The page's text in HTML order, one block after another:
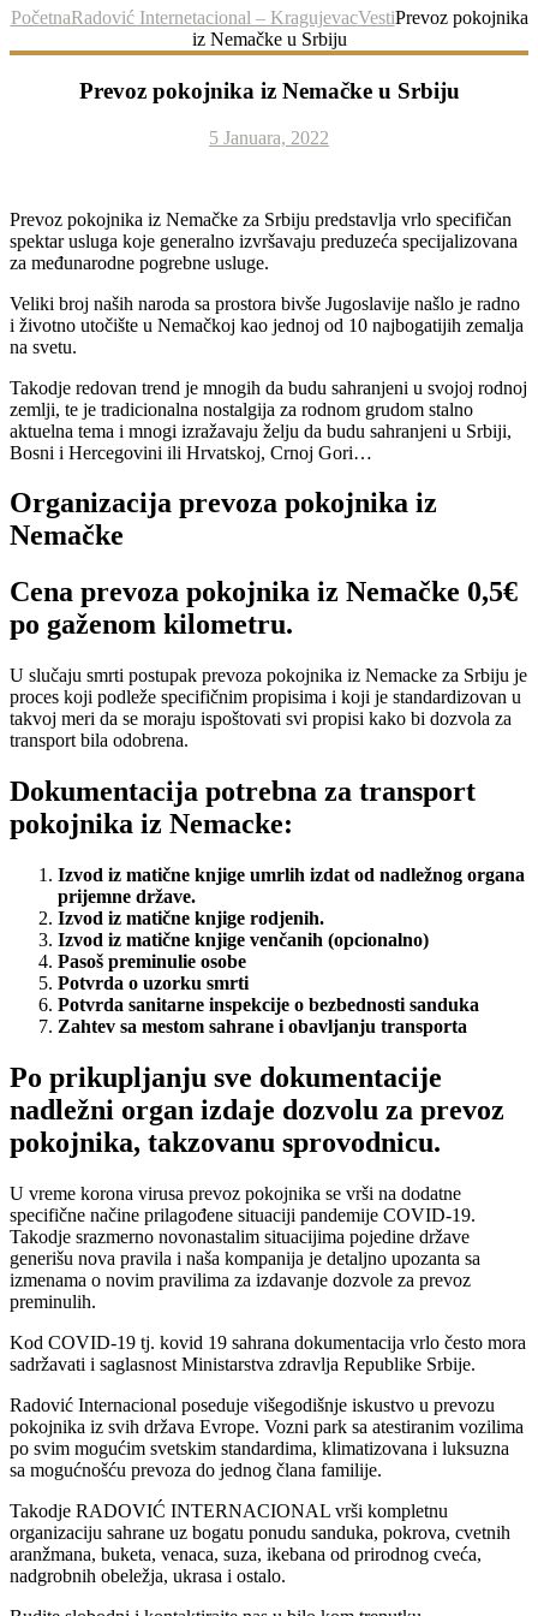
PočetnaRadović Internetacional – KragujevacVestiPrevoz pokojnika
iz Nemačke u Srbiju
Prevoz pokojnika iz Nemačke u Srbiju
5 Januara, 2022
Prevoz pokojnika iz Nemačke za Srbiju predstavlja vrlo specifičan
spektar usluga koje generalno izvršavaju preduzeća specijalizovana
za međunarodne pogrebne usluge.
Veliki broj naših naroda sa prostora bivše Jugoslavije našlo je radno
i životno utočište u Nemačkoj kao jednoj od 10 najbogatijih zemalja
na svetu.
Takodje redovan trend je mnogih da budu sahranjeni u svojoj rodnoj
zemlji, te je tradicionalna nostalgija za rodnom grudom stalno
aktuelna tema i mnogi izražavaju želju da budu sahranjeni u Srbiji,
Bosni i Hercegovini ili Hrvatskoj, Crnoj Gori…
Organizacija prevoza pokojnika iz
Nemačke
Cena prevoza pokojnika iz Nemačke 0,5€
po gaženom kilometru.
U slučaju smrti postupak prevoza pokojnika iz Nemacke za Srbiju je
proces koji podleže specifičnim propisima i koji je standardizovan u
takvoj meri da se moraju ispoštovati svi propisi kako bi dozvola za
transport bila odobrena.
Dokumentacija potrebna za transport
pokojnika iz Nemacke:
Izvod iz matične knjige umrlih izdat od nadležnog organa
prijemne države.
Izvod iz matične knjige rodjenih.
Izvod iz matične knjige venčanih (opcionalno)
Pasoš preminulie osobe
Potvrda o uzorku smrti
Potvrda sanitarne inspekcije o bezbednosti sanduka
Zahtev sa mestom sahrane i obavljanju transporta
Po prikupljanju sve dokumentacije
nadležni organ izdaje dozvolu za prevoz
pokojnika, takzovanu sprovodnicu.
U vreme korona virusa prevoz pokojnika se vrši na dodatne
specifične načine prilagođene situaciji pandemije COVID-19.
Takodje srazmerno novonastalim situacijima pojedine države
generišu nova pravila i naša kompanija je detaljno upozanta sa
izmenama o novim pravilima za izdavanje dozvole za prevoz
preminulih.
Kod COVID-19 tj. kovid 19 sahrana dokumentacija vrlo često mora
sadržavati i saglasnost Ministarstva zdravlja Republike Srbije.
Radović Internacional poseduje višegodišnje iskustvo u prevozu
pokojnika iz svih država Evrope. Vozni park sa atestiranim vozilima
po svim mogućim svetskim standardima, klimatizovana i luksuzna
sa mogućnošću prevoza do jednog člana familije.
Takodje RADOVIĆ INTERNACIONAL vrši kompletnu
organizaciju sahrane uz bogatu ponudu sanduka, pokrova, cvetnih
aranžmana, buketa, venaca, suza, ikebana od prirodnog cveća,
nadgrobnih obeležja, ukrasa i ostalo.